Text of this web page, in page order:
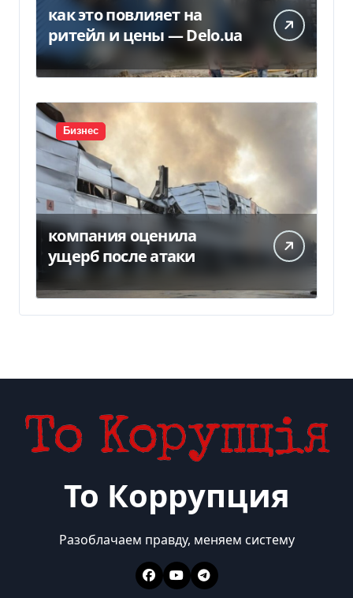
как это повлияет на
ритейл и цены — Delo.ua
Бизнес
компания оценила
ущерб после атаки
То Коррупция
Разоблачаем правду, меняем систему